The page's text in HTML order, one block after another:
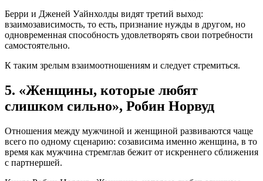
Берри и Дженей Уайнхолды видят третий выход:
взаимозависимость, то есть, признание нужды в другом, но
одновременная способность удовлетворять свои потребности
самостоятельно.
К таким зрелым взаимоотношениям и следует стремиться.
5. «Женщины, которые любят
слишком сильно», Робин Норвуд
Отношения между мужчиной и женщиной развиваются чаще
всего по одному сценарию: созависима именно женщина, в то
время как мужчина стремглав бежит от искреннего сближения
с партнершей.